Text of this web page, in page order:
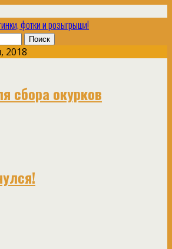
фотки и розыгрыши!
2018
сбора окурков